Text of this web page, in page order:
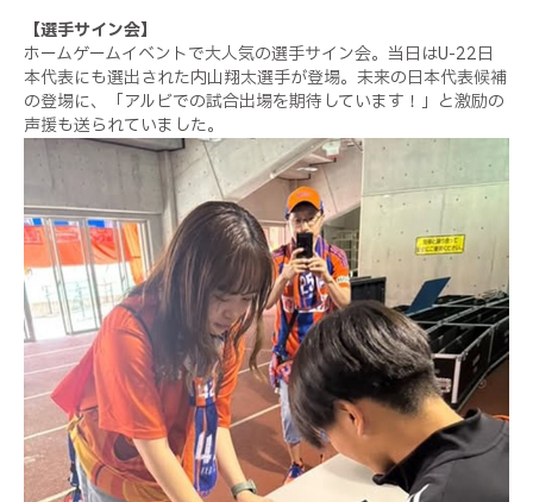
【選手サイン会】
ホームゲームイベントで大人気の選手サイン会。当日はU-22日
本代表にも選出された内山翔太選手が登場。未来の日本代表候補
の登場に、「アルビでの試合出場を期待しています！」と激励の
声援も送られていました。